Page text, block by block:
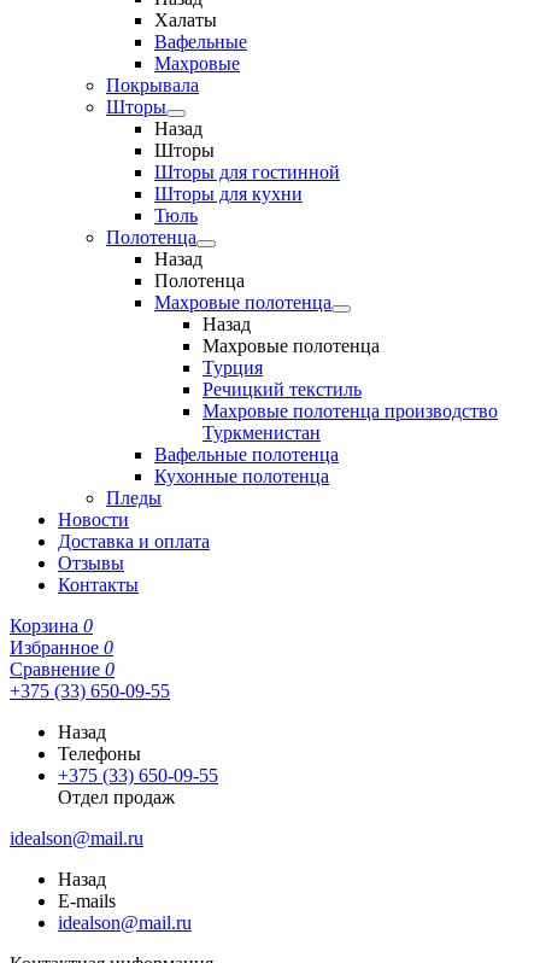
Халаты
Вафельные
Махровые
Покрывала
Шторы
Назад
Шторы
Шторы для гостинной
Шторы для кухни
Тюль
Полотенца
Назад
Полотенца
Махровые полотенца
Назад
Махровые полотенца
Турция
Речицкий текстиль
Махровые полотенца производство
Туркменистан
Вафельные полотенца
Кухонные полотенца
Пледы
Новости
Доставка и оплата
Отзывы
Контакты
Корзина 0
Избранное 0
Сравнение 0
+375 (33) 650-09-55
Назад
Телефоны
+375 (33) 650-09-55
Отдел продаж
idealson@mail.ru
Назад
E-mails
idealson@mail.ru